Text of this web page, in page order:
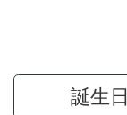
誕生日